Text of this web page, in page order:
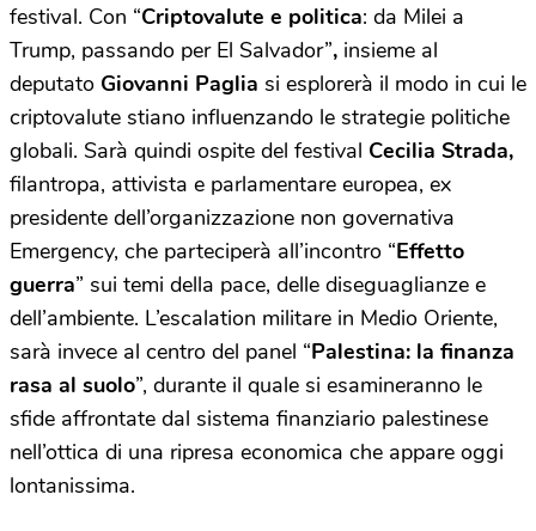
festival. Con “Criptovalute e politica: da Milei a
Trump, passando per El Salvador”, insieme al
deputato Giovanni Paglia si esplorerà il modo in cui le
criptovalute stiano influenzando le strategie politiche
globali. Sarà quindi ospite del festival Cecilia Strada,
filantropa, attivista e parlamentare europea, ex
presidente dell’organizzazione non governativa
Emergency, che parteciperà all’incontro “Effetto
guerra” sui temi della pace, delle diseguaglianze e
dell’ambiente. L’escalation militare in Medio Oriente,
sarà invece al centro del panel “Palestina: la finanza
rasa al suolo”, durante il quale si esamineranno le
sfide affrontate dal sistema finanziario palestinese
nell’ottica di una ripresa economica che appare oggi
lontanissima.